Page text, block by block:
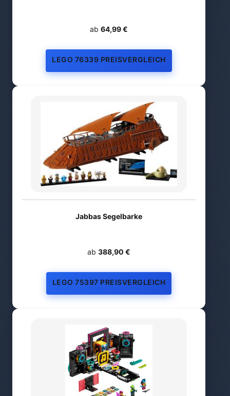
ab 64,99 €
LEGO 76339 PREISVERGLEICH
Jabbas Segelbarke
ab 388,90 €
LEGO 75397 PREISVERGLEICH